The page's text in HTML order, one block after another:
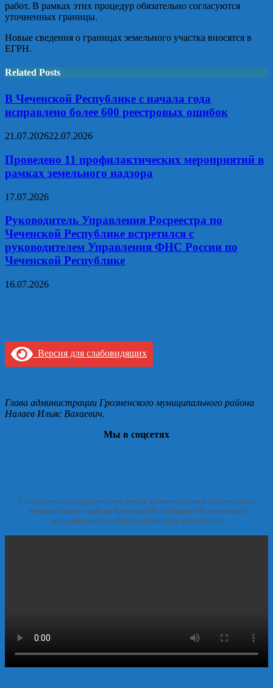
работ. В рамках этих процедур обязательно согласуются
уточненных границы.
Новые сведения о границах земельного участка вносятся в
ЕГРН.
Related Posts
В Чеченской Республике с начала года
исправлено более 600 реестровых ошибок
21.07.202622.07.2026
Проведено 11 профилактических мероприятий в
рамках земельного надзора
17.07.2026
Руководитель Управления Росреестра по
Чеченской Республике встретился с
руководителем Управления ФНС России по
Чеченской Республике
16.07.2026
Версия для слабовидящих
Глава администрации Грозненского муниципального района
Налаев Ильяс Вахаевич.
Мы в соцсетях
Соглашение о сотрудничестве между администрацией Грозненского
муниципального района Чеченской Республики и Всеволжским
муниципальным районом Ленинградской области